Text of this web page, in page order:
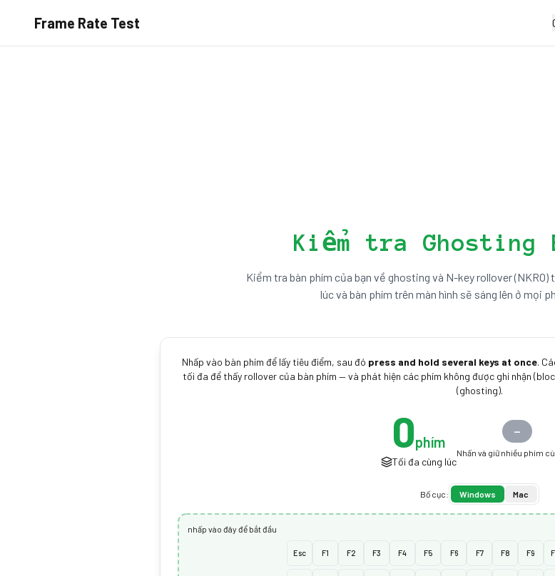
Frame Rate Test
Kiểm tra Ghosting
Kiểm tra bàn phím của bạn về ghosting và N-key rollover (NKRO)
lúc và bàn phím trên màn hình sẽ sáng lên ở mọi
Nhấp vào bàn phím để lấy tiêu điểm, sau đó press and hold several keys at once.
tối đa để thấy rollover của bàn phím — và phát hiện các phím không được ghi nhận
(ghosting).
0phím
Tối đa cùng lúc
—
Nhấn và giữ nhiều phím
Bố cục: Windows Mac
nhấp vào đây để bắt đầu
Esc F1 F2 F3 F4 F5 F6 F7 F8 F9